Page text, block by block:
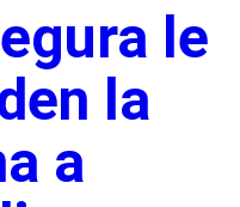
le
la
a